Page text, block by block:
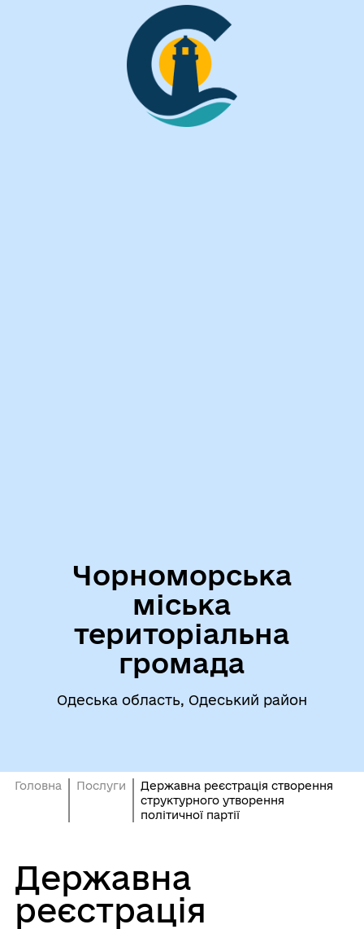
Чорноморська
міська
територіальна
громада
Одеська область, Одеський район
Головна Послуги
Державна реєстрація створення
структурного утворення
політичної партії
Державна
реєстрація